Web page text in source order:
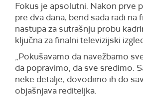
Fokus je apsolutni. Nakon prve
pre dva dana, bend sada radi na
nastupa za sutrašnju probu
ključna za finalni televizijski
„Pokušavamo da navežbamo
da popravimo, da sve sredimo.
neke detalje, dovodimo ih do
objašnjava rediteljka.